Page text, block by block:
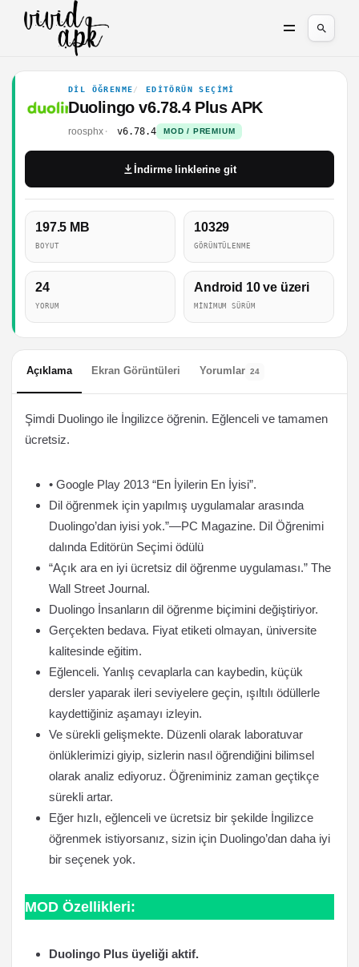
DIL ÖĞRENME EDITÖRÜN SEÇIMI
Duolingo v6.78.4 Plus APK
roosphx v6.78.4 MOD / PREMIUM
197.5 MB
BOYUT
10329
GÖRÜNTÜLENME
24
YORUM
Android 10 ve üzeri
MINIMUM SÜRÜM
İndirme linklerine git
Açıklama Ekran Görüntüleri Yorumlar 24
Şimdi Duolingo ile İngilizce öğrenin. Eğlenceli ve tamamen
ücretsiz.
• Google Play 2013 “En İyilerin En İyisi”.
Dil öğrenmek için yapılmış uygulamalar arasında
Duolingo’dan iyisi yok.”—PC Magazine. Dil Öğrenimi
dalında Editörün Seçimi ödülü
“Açık ara en iyi ücretsiz dil öğrenme uygulaması.” The
Wall Street Journal.
Duolingo İnsanların dil öğrenme biçimini değiştiriyor.
Gerçekten bedava. Fiyat etiketi olmayan, üniversite
kalitesinde eğitim.
Eğlenceli. Yanlış cevaplarla can kaybedin, küçük
dersler yaparak ileri seviyelere geçin, ışıltılı ödüllerle
kaydettiğiniz aşamayı izleyin.
Ve sürekli gelişmekte. Düzenli olarak laboratuvar
önlüklerimizi giyip, sizlerin nasıl öğrendiğini bilimsel
olarak analiz ediyoruz. Öğreniminiz zaman geçtikçe
sürekli artar.
Eğer hızlı, eğlenceli ve ücretsiz bir şekilde İngilizce
öğrenmek istiyorsanız, sizin için Duolingo’dan daha iyi
bir seçenek yok.
MOD Özellikleri:
Duolingo Plus üyeliği aktif.